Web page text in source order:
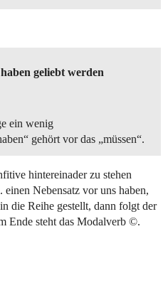
geliebt werden
ein wenig
gehört vor das „müssen“.
hintereinader zu stehen
Nebensatz vor uns haben,
die Reihe gestellt, dann folgt der
Ende steht das Modalverb ©.